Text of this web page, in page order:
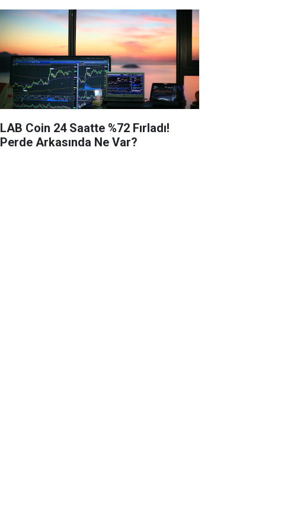
LAB Coin 24 Saatte %72 Fırladı!
Perde Arkasında Ne Var?